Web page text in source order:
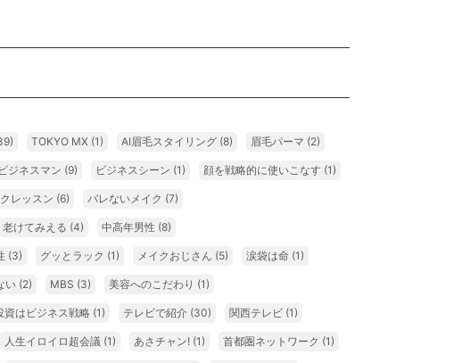
TOKYO MX (1) AI眉毛スタイリング (8) 眉毛パーマ (2)
ビジネスマン (9) ビジネスシーン (1) 顔を戦略的に使いこなす (1)
レッスン (6) バレないメイク (7)
老けてみえる (4) 中高年男性 (8)
(3) グッとラック (1) メイクおじさん (5) 涙袋は命 (1)
い (2) MBS (3) 美容へのこだわり (1)
資はビジネス戦略 (1) テレビで紹介 (30) 関西テレビ (1)
人生イロイロ超会議 (1) あさチャン! (1) 首都圏ネットワーク (1)